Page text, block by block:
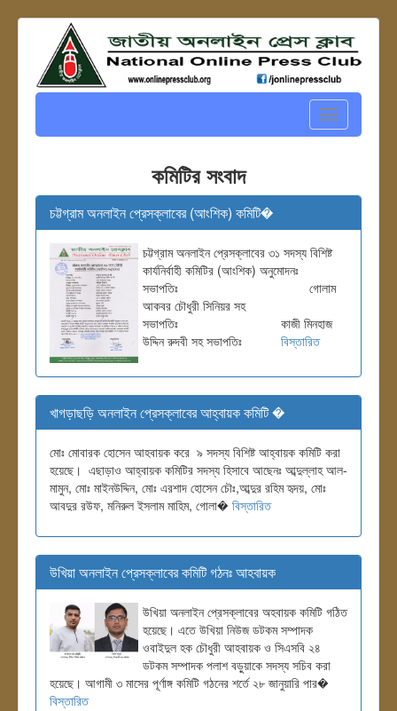
Toggle
navigation
কমিটির সংবাদ
চট্টগ্রাম অনলাইন প্রেসক্লাবের (আংশিক) কমিটি�
চট্টগ্রাম অনলাইন প্রেসক্লাবের ৩১ সদস্য বিশিষ্ট
কার্যনির্বাহী কমিটির (আংশিক) অনুমোদনঃ
সভাপতিঃ গোলাম
আকবর চৌধুরী সিনিয়র সহ
সভাপতিঃ কাজী মিনহাজ
উদ্দিন রুদবী সহ সভাপতিঃ বিস্তারিত
খাগড়াছড়ি অনলাইন প্রেসক্লাবের আহ্বায়ক কমিটি �
মোঃ মোবারক হোসেন আহবায়ক করে ৯ সদস্য বিশিষ্ট আহ্বায়ক কমিটি করা
হয়েছে। এছাড়াও আহ্বায়ক কমিটির সদস্য হিসাবে আছেনঃ আব্দুল্লাহ আল-
মামুন, মোঃ মাইনউদ্দিন, মোঃ এরশাদ হোসেন চৌঃ,আব্দুর রহিম হৃদয়, মোঃ
আবদুর রউফ, মনিরুল ইসলাম মাহিম, গোলা� বিস্তারিত
উখিয়া অনলাইন প্রেসক্লাবের কমিটি গঠনঃ আহবায়ক
উখিয়া অনলাইন প্রেসক্লাবের অহবায়ক কমিটি গঠিত
হয়েছে। এতে উখিয়া নিউজ ডটকম সম্পাদক
ওবাইদুল হক চৌধুরী আহবায়ক ও সিএসবি ২৪
ডটকম সম্পাদক পলাশ বড়ুয়াকে সদস্য সচিব করা
হয়েছে। আগামী ৩ মাসের পূর্ণাঙ্গ কমিটি গঠনের শর্তে ২৮ জানুয়ারি পার�
বিস্তারিত